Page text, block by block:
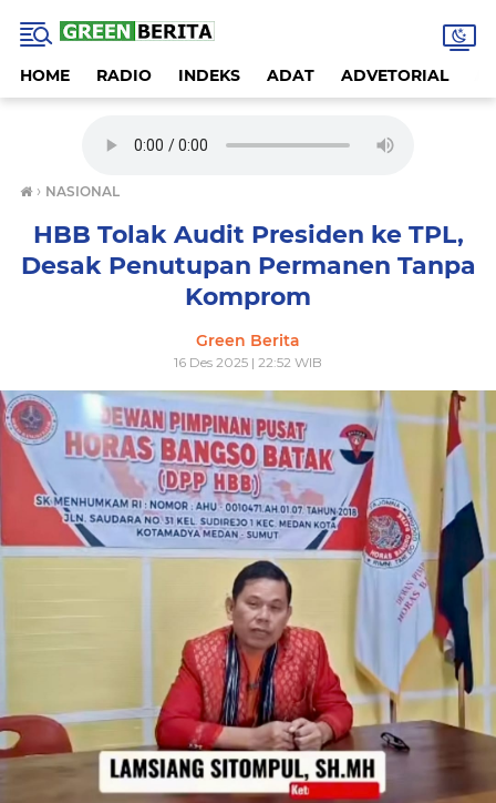
HOME RADIO INDEKS ADAT ADVETORIAL
› NASIONAL
HBB Tolak Audit Presiden ke TPL,
Desak Penutupan Permanen Tanpa
Komprom
Green Berita
16 Des 2025 | 22:52 WIB